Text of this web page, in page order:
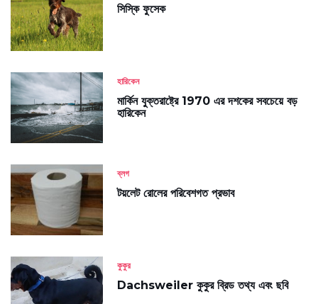
সিস্কি ফুসেক
হারিকেন
মার্কিন যুক্তরাষ্ট্রে 1970 এর দশকের সবচেয়ে বড়
হারিকেন
ব্লগ
টয়লেট রোলের পরিবেশগত প্রভাব
কুকুর
Dachsweiler কুকুর ব্রিড তথ্য এবং ছবি